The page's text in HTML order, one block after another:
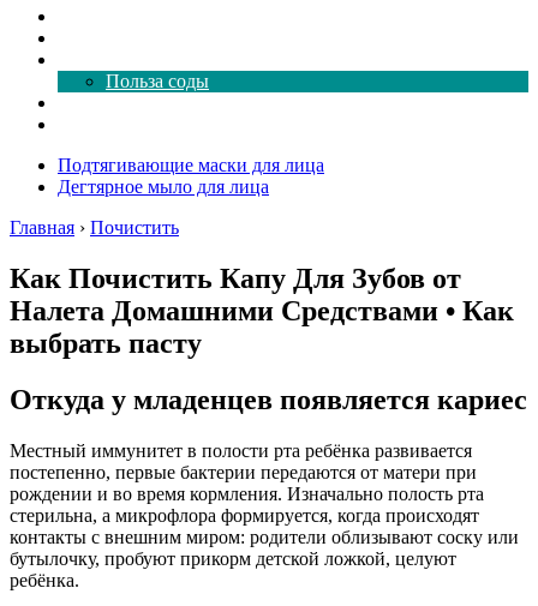
Польза соды
Подтягивающие маски для лица
Дегтярное мыло для лица
Главная › Почистить
Как Почистить Капу Для Зубов от
Налета Домашними Средствами • Как
выбрать пасту
Откуда у младенцев появляется кариес
Местный иммунитет в полости рта ребёнка развивается
постепенно, первые бактерии передаются от матери при
рождении и во время кормления. Изначально полость рта
стерильна, а микрофлора формируется, когда происходят
контакты с внешним миром: родители облизывают соску или
бутылочку, пробуют прикорм детской ложкой, целуют
ребёнка.